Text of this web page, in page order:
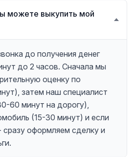
можете выкупить мой
до получения денег
до 2 часов. Сначала мы
оценку по
затем наш специалист
60 минут на дорогу),
(15-30 минут) и если
сразу оформляем сделку и